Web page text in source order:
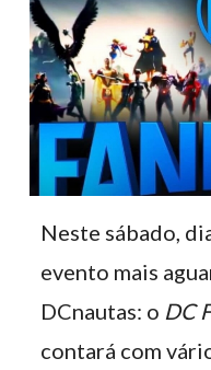
Neste sábado,
evento mais
DCnautas: o DC
contará com